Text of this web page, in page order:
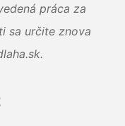
práca za
sa určite znova